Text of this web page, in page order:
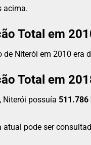
acima.
Total em
de Niterói em 2010 era
Total em
Niterói possuía 511.786
atual pode ser